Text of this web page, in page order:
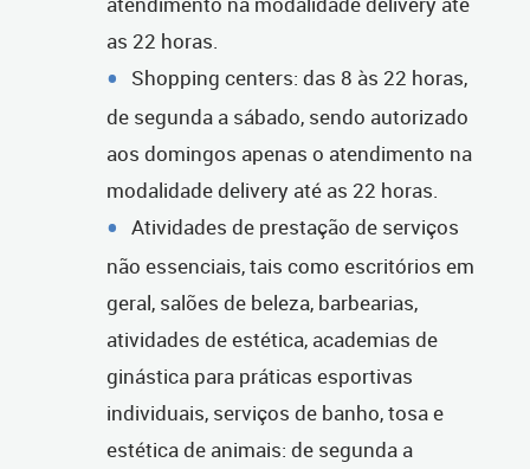
as 22 horas.
Shopping centers: das 8 às 22 horas,
de segunda a sábado, sendo autorizado
aos domingos apenas o atendimento na
modalidade delivery até as 22 horas.
Atividades de prestação de serviços
não essenciais, tais como escritórios em
geral, salões de beleza, barbearias,
atividades de estética, academias de
ginástica para práticas esportivas
individuais, serviços de banho, tosa e
estética de animais: de segunda a